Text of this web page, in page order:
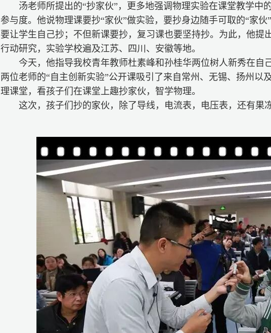
汤老师所提出的“抄家伙”，更多地强调物理实验在课堂教学中
参与度。他说物理课要抄“家伙”做实验，要抄身边随手可取的“家
要让学生自己抄；不但新课要抄，复习课也要坚持抄。为此，他提
行动研究，实验学校遍及江苏、四川、安徽等地。
今天，他指导我校青年教师杜素峰和孙桂华两位树人新秀在自
两位老师的“自主创新实验”公开课吸引了来自常州、无锡、扬州以
理课堂，看孩子们在课堂上趣抄家伙，智学物理。
这次，孩子们抄的家伙，除了导线，电流表，电压表，还有